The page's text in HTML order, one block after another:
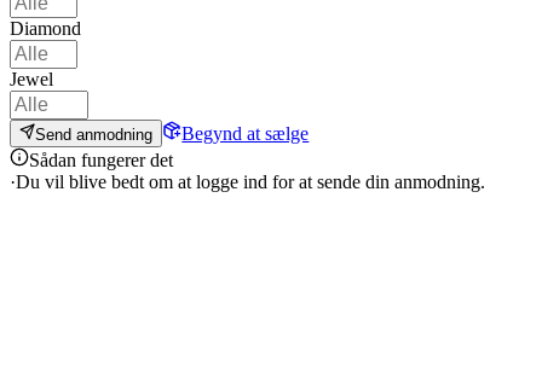
Diamond
Jewel
Send anmodning
Begynd at sælge
Sådan fungerer det
·Du vil blive bedt om at logge ind for at sende din anmodning.